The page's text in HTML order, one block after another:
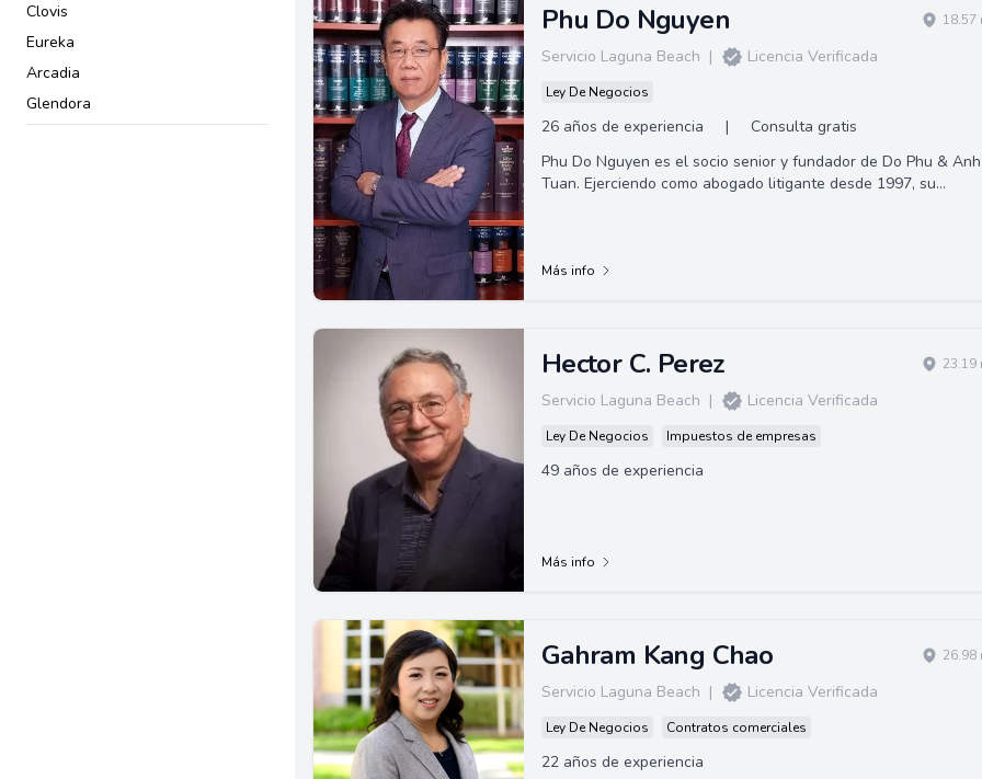
Clovis
Eureka
Arcadia
Glendora
Phu Do Nguyen
Servicio Laguna Beach | Licencia Verificada
Ley De Negocios
26 años de experiencia | Consulta gratis
18.57
Phu Do Nguyen es el socio senior y fundador de Do Phu & Anh
Tuan. Ejerciendo como abogado litigante desde 1997, su
Más info
Hector C. Perez
Servicio Laguna Beach | Licencia Verificada
Ley De Negocios Impuestos de empresas
49 años de experiencia
23.19
Más info
Gahram Kang Chao
Servicio Laguna Beach | Licencia Verificada
Ley De Negocios Contratos comerciales
22 años de experiencia
26.98